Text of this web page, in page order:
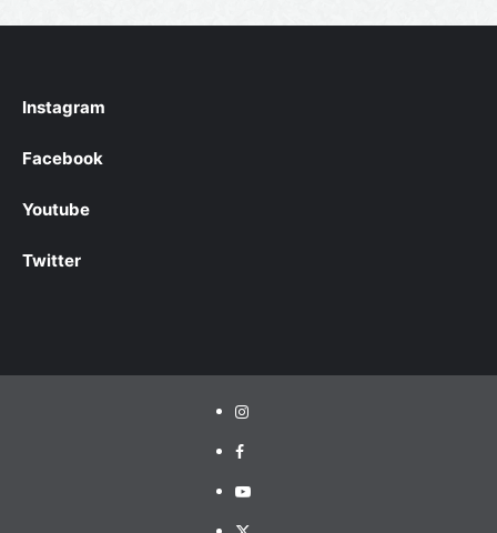
Instagram
Facebook
Youtube
Twitter